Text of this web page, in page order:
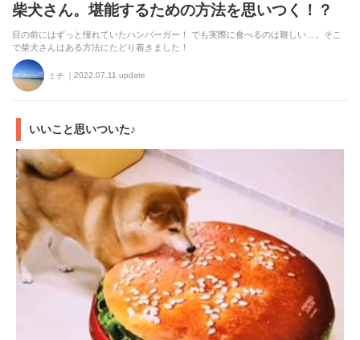
柴犬さん。堪能するための方法を思いつく！？
目の前にはずっと憧れていたハンバーガー！ でも実際に食べるのは難しい…。そこ
で柴犬さんはある方法にたどり着きました！
ミチ 2022.07.11 update
いいこと思いついた♪